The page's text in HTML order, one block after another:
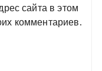
сайта в этом
комментариев.